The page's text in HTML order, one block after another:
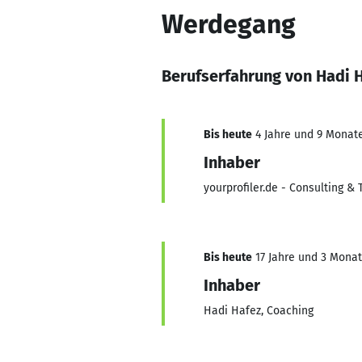
Werdegang
Berufserfahrung von Hadi
Bis heute 4 Jahre und 9
Inhaber
yourprofiler.de - Consulting &
Bis heute 17 Jahre und 3
Inhaber
Hadi Hafez, Coaching